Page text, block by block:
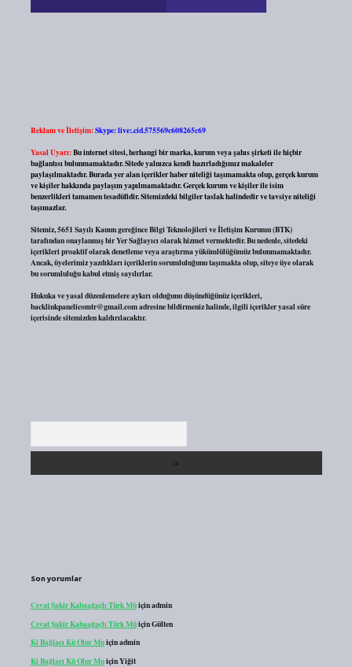
Reklam ve İletişim:Skype: live:.cid.575569c608265c69
Yasal Uyarı:Bu internet sitesi, herhangi bir marka, kurum veya şahıs şirketi ile hiçbir
bağlantısı bulunmamaktadır. Sitede yalnızca kendi hazırladığımız makaleler
paylaşılmaktadır. Burada yer alan içerikler haber niteliği taşımamakta olup, gerçek kurum
ve kişiler hakkında paylaşım yapılmamaktadır. Gerçek kurum ve kişiler ile isim
benzerlikleri tamamen tesadüfidir. Sitemizdeki bilgiler taslak halindedir ve tavsiye niteliği
taşımazlar.
Sitemiz, 5651 Sayılı Kanun gereğince Bilgi Teknolojileri ve İletişim Kurumu (BTK)
tarafından onaylanmış bir Yer Sağlayıcı olarak hizmet vermektedir. Bu nedenle, sitedeki
içerikleri proaktif olarak denetleme veya araştırma yükümlülüğümüz bulunmamaktadır.
Ancak, üyelerimiz yazdıkları içeriklerin sorumluluğunu taşımakta olup, siteye üye olarak
bu sorumluluğu kabul etmiş sayılırlar.
Hukuka ve yasal düzenlemelere aykırı olduğunu düşündüğünüz içerikleri,
backlinkpanelicomtr@gmail.comadresine bildirmeniz halinde, ilgili içerikler yasal süre
içerisinde sitemizden kaldırılacaktır.
Son yorumlar
Cevat Şakir Kabaağaçlı Türk Müiçinadmin
Cevat Şakir Kabaağaçlı Türk MüiçinGülten
Ki Bağlacı Kü Olur Muiçinadmin
Ki Bağlacı Kü Olur MuiçinYiğit